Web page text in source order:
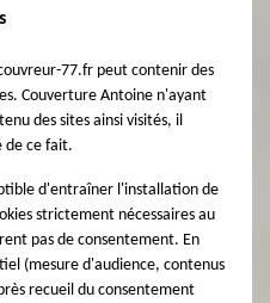
77.fr peut contenir des
Couverture Antoine n'ayant
des sites ainsi visités, il
de ce fait.
d'entraîner l'installation de
strictement nécessaires au
pas de consentement. En
(mesure d'audience, contenus
recueil du consentement